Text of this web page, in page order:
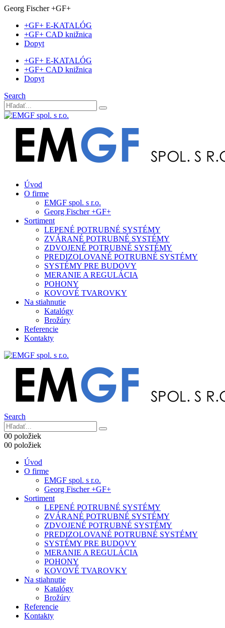
Georg Fischer +GF+
+GF+ E-KATALÓG
+GF+ CAD knižnica
Dopyt
+GF+ E-KATALÓG
+GF+ CAD knižnica
Dopyt
Search
Úvod
O firme
EMGF spol. s r.o.
Georg Fischer +GF+
Sortiment
LEPENÉ POTRUBNÉ SYSTÉMY
ZVÁRANÉ POTRUBNÉ SYSTÉMY
ZDVOJENÉ POTRUBNÉ SYSTÉMY
PREDIZOLOVANÉ POTRUBNÉ SYSTÉMY
SYSTÉMY PRE BUDOVY
MERANIE A REGULÁCIA
POHONY
KOVOVÉ TVAROVKY
Na stiahnutie
Katalógy
Brožúry
Referencie
Kontakty
Search
00 položiek
00 položiek
Úvod
O firme
EMGF spol. s r.o.
Georg Fischer +GF+
Sortiment
LEPENÉ POTRUBNÉ SYSTÉMY
ZVÁRANÉ POTRUBNÉ SYSTÉMY
ZDVOJENÉ POTRUBNÉ SYSTÉMY
PREDIZOLOVANÉ POTRUBNÉ SYSTÉMY
SYSTÉMY PRE BUDOVY
MERANIE A REGULÁCIA
POHONY
KOVOVÉ TVAROVKY
Na stiahnutie
Katalógy
Brožúry
Referencie
Kontakty